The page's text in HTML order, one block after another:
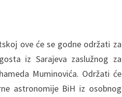
ove će se godne održati za
iz Sarajeva zaslužnog za
Muminovića. Održati će
astronomije BiH iz osobnog